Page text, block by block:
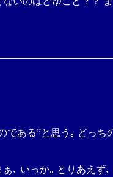
ある”と思う｡ どっ
､ いっか｡ とりあえ